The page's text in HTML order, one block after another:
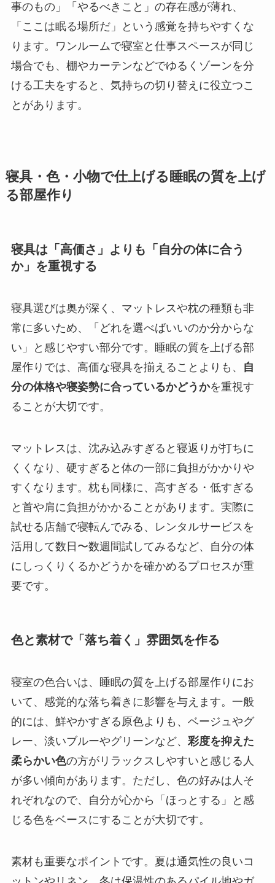
事のもの」「やるべきこと」の存在感が薄れ、
「ここは眠る場所だ」という感覚を持ちやすくな
ります。ワンルームで寝室と仕事スペースが同じ
場合でも、棚やカーテンなどでゆるくゾーンを分
ける工夫をすると、気持ちの切り替えに役立つこ
とがあります。
寝具・色・小物で仕上げる睡眠の質を上げ
る部屋作り
寝具は「高価さ」よりも「自分の体に合う
か」を重視する
寝具選びは奥が深く、マットレスや枕の種類も非
常に多いため、「どれを選べばいいのか分からな
い」と感じやすい部分です。睡眠の質を上げる部
屋作りでは、高価な寝具を揃えることよりも、
自
分の体格や寝姿勢に合っているかどうかを重視す
ることが大切です。
マットレスは、沈み込みすぎると寝返りが打ちに
くくなり、硬すぎると体の一部に負担がかかりや
すくなります。枕も同様に、高すぎる・低すぎる
と首や肩に負担がかかることがあります。実際に
試せる店舗で寝転んでみる、レンタルサービスを
活用して数日〜数週間試してみるなど、自分の体
にしっくりくるかどうかを確かめるプロセスが重
要です。
色と素材で「落ち着く」雰囲気を作る
寝室の色合いは、睡眠の質を上げる部屋作りにお
いて、感覚的な落ち着きに影響を与えます。一般
的には、鮮やかすぎる原色よりも、ベージュやグ
レー、淡いブルーやグリーンなど、 彩度を抑えた
柔らかい色の方がリラックスしやすいと感じる人
が多い傾向があります。ただし、色の好みは人そ
れぞれなので、自分が心から「ほっとする」と感
じる色をベースにすることが大切です。
素材も重要なポイントです。夏は通気性の良いコ